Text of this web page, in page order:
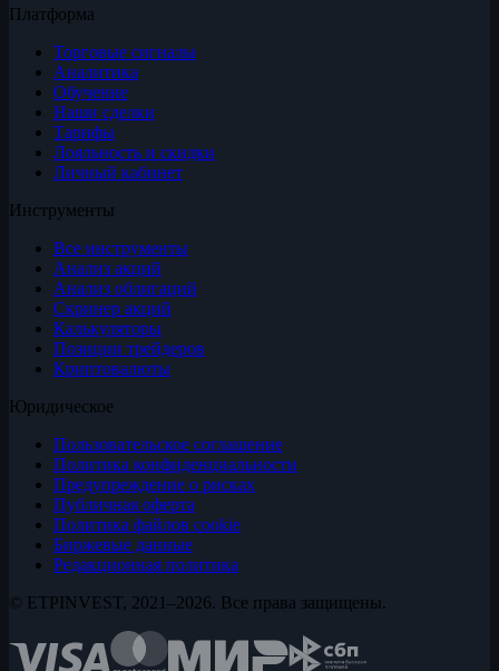
Платформа
Торговые сигналы
Аналитика
Обучение
Наши сделки
Тарифы
Лояльность и скидки
Личный кабинет
Инструменты
Все инструменты
Анализ акций
Анализ облигаций
Скринер акций
Калькуляторы
Позиции трейдеров
Криптовалюты
Юридическое
Пользовательское соглашение
Политика конфиденциальности
Предупреждение о рисках
Публичная оферта
Политика файлов cookie
Биржевые данные
Редакционная политика
© ETPINVEST, 2021–2026. Все права защищены.